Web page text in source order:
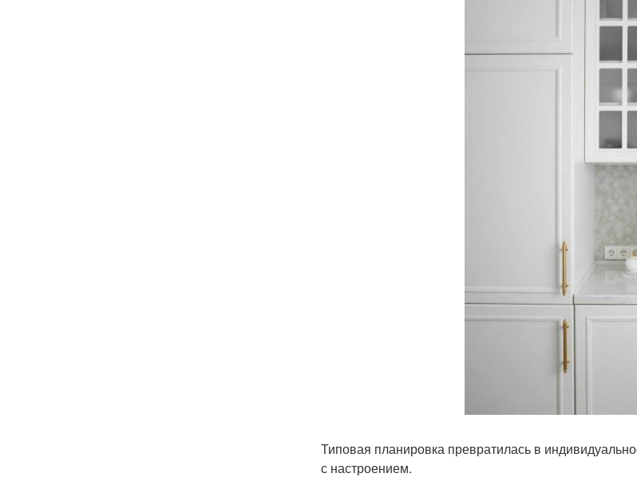
Типовая планировка превратилась в
с настроением.